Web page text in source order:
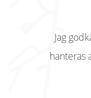
Jag
hanteras